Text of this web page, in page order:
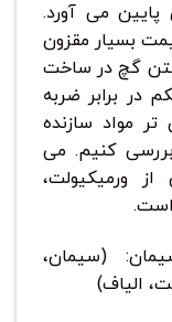
می آورد.
بسیار مقزون
گچ در ساخت
در برابر ضربه
مواد سازنده
کنیم. می
ورمیکیولت،
است.
(سیمان،
الیاف)